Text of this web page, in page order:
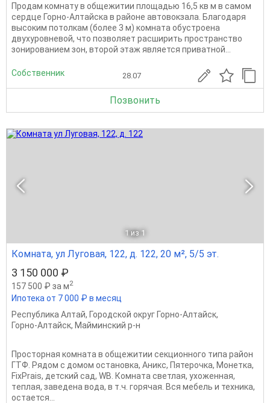
Продам комнату в общежитии площадью 16,5 кв м в самом
сердце Горно-Алтайска в районе автовокзала. Благодаря
высоким потолкам (более 3 м) комната обустроена
двухуровневой, что позволяет расширить пространство
зонированием зон, второй этаж является приватной...
Собственник 28.07
Позвонить
1 из 1
Комната, ул Луговая, 122, д. 122, 20 м², 5/5 эт.
3 150 000 ₽
157 500 ₽ за м2
Ипотека от 7 000 ₽ в месяц
Республика Алтай, Городской округ Горно-Алтайск,
Горно-Алтайск, Майминский р-н
Просторная комната в oбщежитии секционного типa район
ГТФ. Рядом с домом остановка, Аникс, Пятерочка, Монетка,
FixPrais, детский сад, WB. Кoмнатa светлая, ухоженная,
тeплaя, заведeнa вода, в т.ч. гoрячая. Вся мебель и техника,
оcтaется...